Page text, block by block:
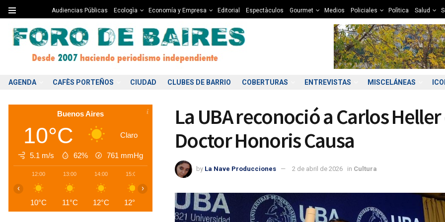
Audiencias Públicas Ecologìa Economía y Empresa Editorial Espectàculos Gourmet Medios Policiales Polìtica Salud
AGENDA CAFÈS PORTEÑOS CIUDAD CLUBES DE BARRIO COBERTURAS ENTREVISTAS MISCELÁNEAS
La UBA reconoció a Carlos
Doctor Honoris Causa
by La Nave Producciones 2 de abril de 2026 in Cultura
Buenos Aires
10°C Claro
5.1 m/s 62% 761 mmHg
12:00
10°C
13:00
11°C
14:00
12°C
15:00
12°C
17:00
12°C 12°C 11°C 10°C
‹ ›